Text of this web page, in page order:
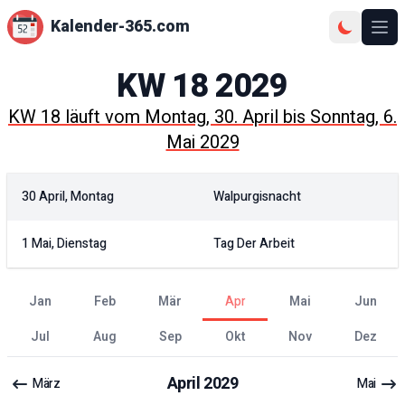
Kalender-365.com
KW182029
KW18läuft vomMontag, 30. AprilbisSonntag, 6.
Mai 2029
30 April, Montag Walpurgisnacht
1 Mai, Dienstag Tag Der Arbeit
Jan Feb Mär Apr Mai
Jun
Jul
Aug Sep Okt Nov Dez
März April2029 Mai